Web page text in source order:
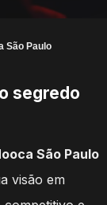
São Paulo
segredo
São Paulo
visão em